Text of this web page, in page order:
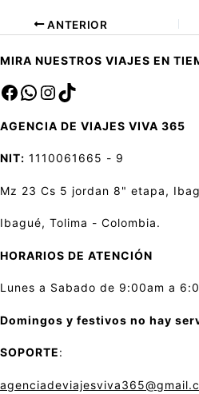
ANTERIOR
MIRA NUESTROS VIAJES EN
Facebook
saInstagram
TikTok
AGENCIA DE VIAJES VIVA 365
NIT: 1110061665 - 9
Mz 23 Cs 5 jordan 8" etapa,
Ibagué, Tolima - Colombia.
HORARIOS DE ATENCIÓN
Lunes a Sabado de 9:00am a
Domingos y festivos no hay
SOPORTE: